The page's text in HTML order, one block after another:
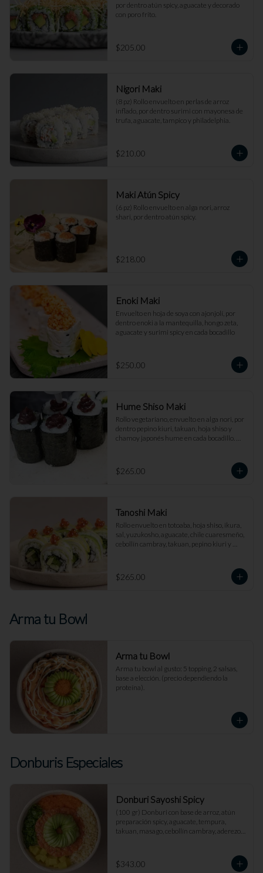
por dentro atún spicy, aguacate y decorado
con poro frito.
$205.00
Nigori Maki
(8 pz) Rollo envuelto en perlas de arroz
inflado, por dentro surimi con mayonesa de
trufa, aguacate, tampico y philadelphia.
$210.00
Maki Atún Spicy
(6 pz) Rollo envuelto en alga nori, arroz
shari, por dentro atún spicy.
$218.00
Enoki Maki
Envuelto en hoja de soya con ajonjolí, por
dentro enoki a la mantequilla, hongo zeta,
aguacate y surimi spicy en cada bocadillo
$250.00
Hume Shiso Maki
Rollo vegetariano, envuelto en alga nori, por
dentro pepino kiuri, takuan, hoja shiso y
chamoy japonés hume en cada bocadillo.
$265.00
Tanoshi Maki
Rollo envuelto en totoaba, hoja shiso, ikura,
sal, yuzukosho, aguacate, chile cuaresmeño,
cebollín cambray, takuan, pepino kiuri y
$265.00
Arma tu Bowl
Arma tu Bowl
Arma tu bowl al gusto: 5 topping, 2 salsas,
base a elección. (precio dependiendo la
proteína).
Donburis Especiales
Donburi Sayoshi Spicy
(100 gr) Donburi con base de arroz, atún
preparación spicy, aguacate, tempura,
takuan, masago, cebollín cambray, aderezo
$343.00